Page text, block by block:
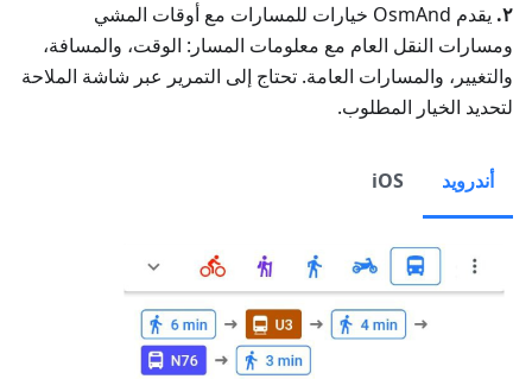
٢.
يقدم OsmAnd خيارات للمسارات مع أوقات المشي
ومسارات النقل العام مع معلومات المسار: الوقت، والمسافة،
والتغيير، والمسارات العامة. تحتاج إلى التمرير عبر شاشة الملاحة
لتحديد الخيار المطلوب.
أندرويد iOS